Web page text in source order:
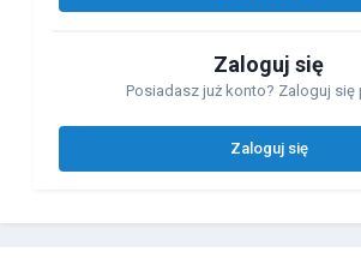
Zaloguj się
Posiadasz już konto? Zaloguj się
Zaloguj się